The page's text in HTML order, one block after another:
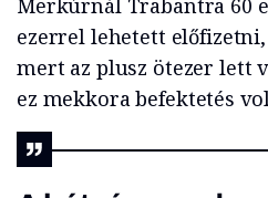
ezerrel lehetett
mert az plusz ötezer lett
ez mekkora befektetés